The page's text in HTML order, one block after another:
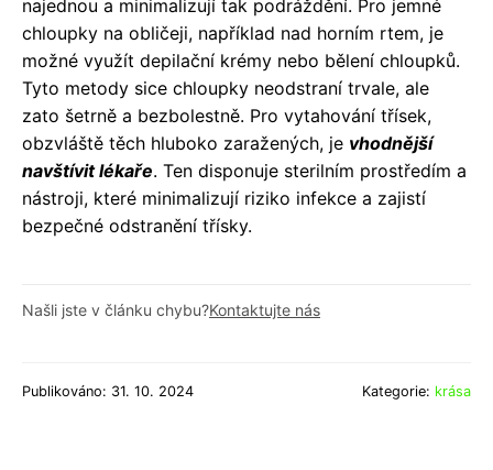
najednou a minimalizují tak podráždění. Pro jemné
chloupky na obličeji, například nad horním rtem, je
možné využít depilační krémy nebo bělení chloupků.
Tyto metody sice chloupky neodstraní trvale, ale
zato šetrně a bezbolestně. Pro vytahování třísek,
obzvláště těch hluboko zaražených, je vhodnější
navštívit lékaře. Ten disponuje sterilním prostředím a
nástroji, které minimalizují riziko infekce a zajistí
bezpečné odstranění třísky.
Našli jste v článku chybu?Kontaktujte nás
Publikováno: 31. 10. 2024 Kategorie: krása